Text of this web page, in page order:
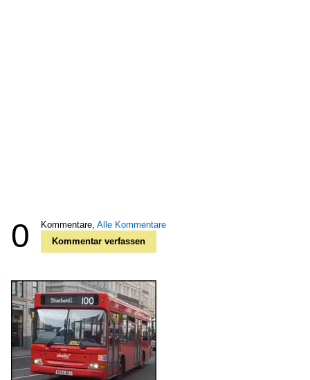
0 Kommentare, Alle Kommentare
Kommentar verfassen